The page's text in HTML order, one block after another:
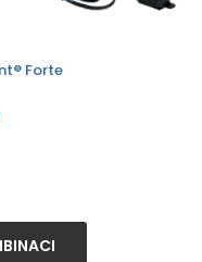
Forte